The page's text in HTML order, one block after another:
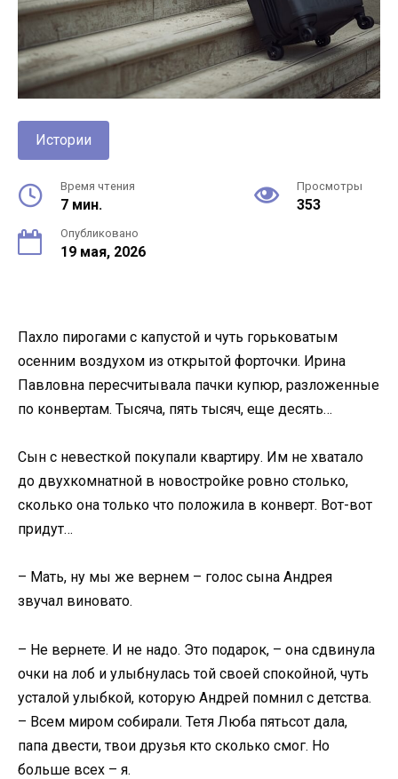
Истории
Время чтения
7 мин.
Просмотры
353
Опубликовано
19 мая, 2026
Пахло пирогами с капустой и чуть горьковатым
осенним воздухом из открытой форточки. Ирина
Павловна пересчитывала пачки купюр, разложенные
по конвертам. Тысяча, пять тысяч, еще десять…
Сын с невесткой покупали квартиру. Им не хватало
до двухкомнатной в новостройке ровно столько,
сколько она только что положила в конверт. Вот-вот
придут…
– Мать, ну мы же вернем – голос сына Андрея
звучал виновато.
– Не вернете. И не надо. Это подарок, – она сдвинула
очки на лоб и улыбнулась той своей спокойной, чуть
усталой улыбкой, которую Андрей помнил с детства.
– Всем миром собирали. Тетя Люба пятьсот дала,
папа двести, твои друзья кто сколько смог. Но
больше всех – я.